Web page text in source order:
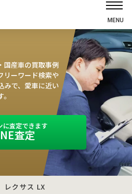
MENU
最強買取マガジン
国産車の買取事例
リーワード検索や
みで、愛車に近い
に査定できます
査定
レクサス LX